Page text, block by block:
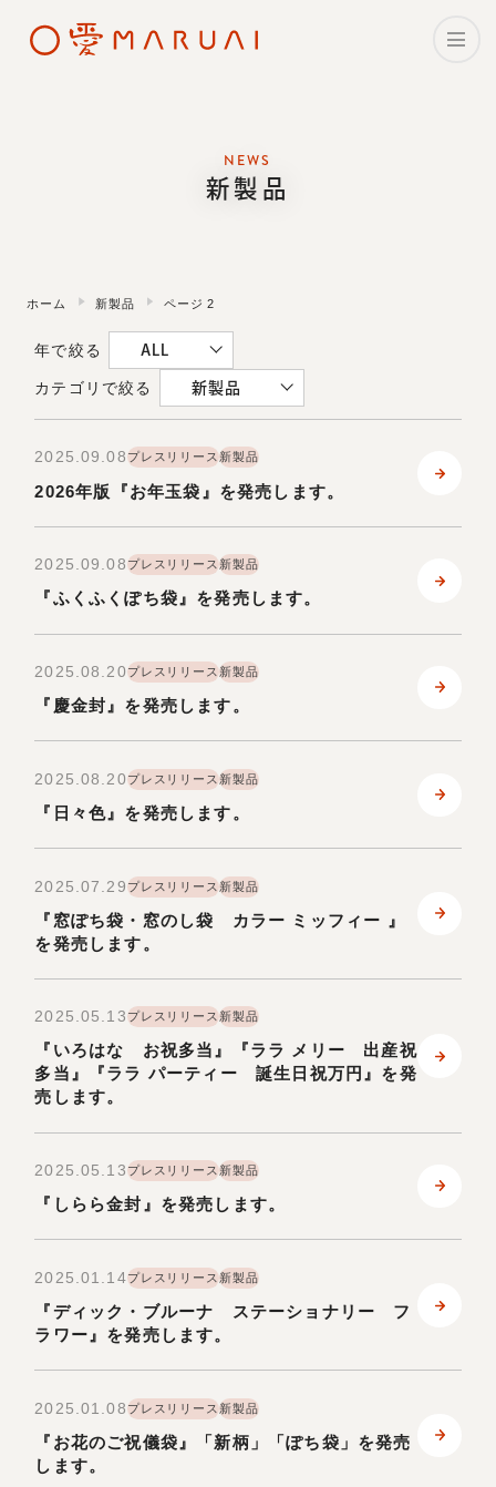
CSR・サステナビリティ
ニュース
お問い合わせ
ONLINE SHOP
NEWS
新製品
ホーム 新製品 ページ 2
年で絞る ALL
カテゴリで絞る 新製品
2025.09.08プレスリリース新製品
2026年版『お年玉袋』を発売します。
2025.09.08プレスリリース新製品
『ふくふくぽち袋』を発売します。
2025.08.20プレスリリース新製品
『慶金封』を発売します。
2025.08.20プレスリリース新製品
『日々色』を発売します。
2025.07.29プレスリリース新製品
『窓ぽち袋・窓のし袋 カラー ミッフィー 』
を発売します。
2025.05.13プレスリリース新製品
『いろはな お祝多当』『ララ メリー 出産祝
多当』『ララ パーティー 誕生日祝万円』を発
売します。
2025.05.13プレスリリース新製品
『しらら金封』を発売します。
2025.01.14プレスリリース新製品
『ディック・ブルーナ ステーショナリー フ
ラワー』を発売します。
2025.01.08プレスリリース新製品
『お花のご祝儀袋』「新柄」「ぽち袋」を発売
します。